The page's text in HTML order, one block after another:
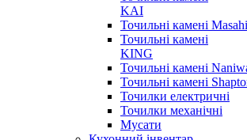
KAI
Точильні камені
Точильні камені
KING
Точильні камені
Точильні камені
Точилки електричні
Точилки механічні
Мусати